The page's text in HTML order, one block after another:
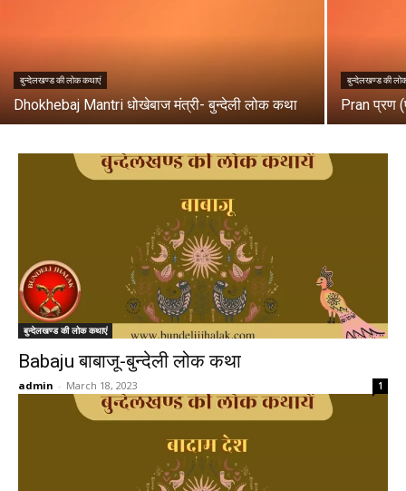
बुन्देलखण्ड की लोक कथाएं
Dhokhebaj Mantri धोखेबाज मंत्री- बुन्देली लोक कथा
बुन्देलखण्ड की
Pran प्रण
बुन्देलखण्ड की लोक कथाएं
Babaju बाबाजू-बुन्देली लोक कथा
admin - March 18, 2023 1